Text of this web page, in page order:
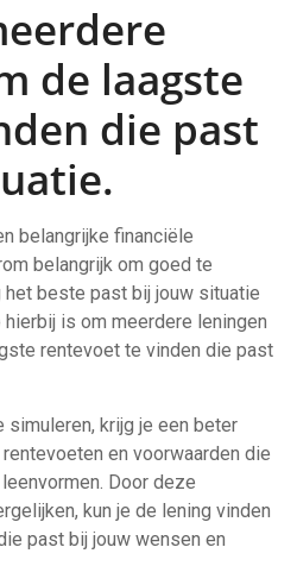
de laagste
die past
belangrijke financiële
belangrijk om goed te
beste past bij jouw situatie
is om meerdere leningen
rentevoet te vinden die past
simuleren, krijg je een beter
en voorwaarden die
Door deze
kun je de lening vinden
past bij jouw wensen en